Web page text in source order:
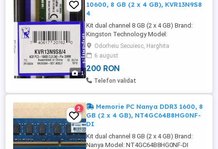
1
10600, 8 GB (2 x 4 GB), KVR13N9S8
4
Kit dual channel 8 GB (2 x 4 GB) Brand:
Kingston Technology Model:
KVR13N9S8/4 Type: 240-Pin DDR3
Capacity: 4 GB Speed: DDR3 1333 MHz
(PC3-10600) Cas Latency: 9 Voltage: 1.5 V
ECC: No Buffered Registered: Unbuffered
Odorheiu Secuiesc, Harghita
6 august
200 RON
Telefon validat
2
Memorie PC Nanya DDR3 1600, 8
GB (2 x 4 GB), NT4GC64B8HG0NF-
DI
Kit dual channel 8 GB (2 x 4 GB) Brand:
Nanya Model: NT4GC64B8HG0NF-DI